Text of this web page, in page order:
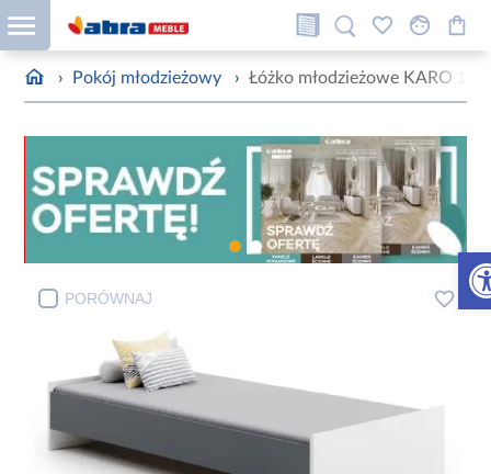
› Pokój młodzieżowy › Łóżko młodzieżowe KARO
PORÓWNAJ